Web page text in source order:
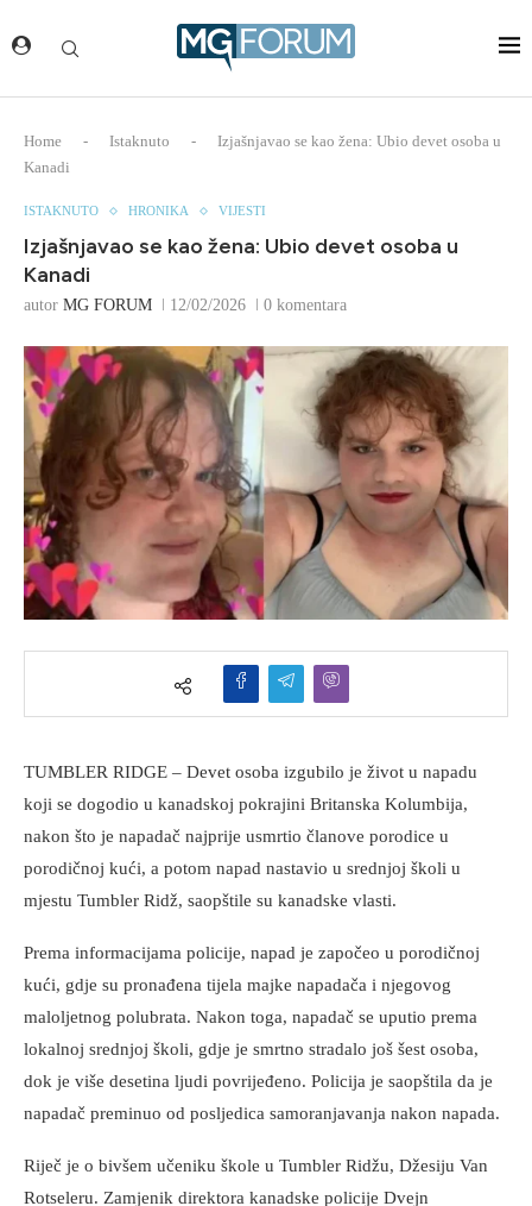
Home - Istaknuto -
Izjašnjavao se kao žena: Ubio devet osoba u
Kanadi
ISTAKNUTO HRONIKA VIJESTI
Izjašnjavao se kao žena: Ubio devet osoba u
Kanadi
autor MG FORUM 12/02/2026 0 komentara
TUMBLER RIDGE – Devet osoba izgubilo je život u napadu
koji se dogodio u kanadskoj pokrajini Britanska Kolumbija,
nakon što je napadač najprije usmrtio članove porodice u
porodičnoj kući, a potom napad nastavio u srednjoj školi u
mjestu Tumbler Ridž, saopštile su kanadske vlasti.
Prema informacijama policije, napad je započeo u porodičnoj
kući, gdje su pronađena tijela majke napadača i njegovog
maloljetnog polubrata. Nakon toga, napadač se uputio prema
lokalnoj srednjoj školi, gdje je smrtno stradalo još šest osoba,
dok je više desetina ljudi povrijeđeno. Policija je saopštila da je
napadač preminuo od posljedica samoranjavanja nakon napada.
Riječ je o bivšem učeniku škole u Tumbler Ridžu, Džesiju Van
Rotseleru. Zamjenik direktora kanadske policije Dvejn